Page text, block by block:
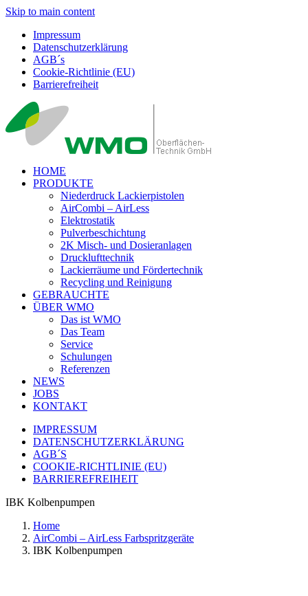
Skip to main content
Impressum
Datenschutzerklärung
AGB´s
Cookie-Richtlinie (EU)
Barrierefreiheit
HOME
PRODUKTE
Niederdruck Lackierpistolen
AirCombi – AirLess
Elektrostatik
Pulverbeschichtung
2K Misch- und Dosieranlagen
Drucklufttechnik
Lackierräume und Fördertechnik
Recycling und Reinigung
GEBRAUCHTE
ÜBER WMO
Das ist WMO
Das Team
Service
Schulungen
Referenzen
NEWS
JOBS
KONTAKT
IMPRESSUM
DATENSCHUTZERKLÄRUNG
AGB´S
COOKIE-RICHTLINIE (EU)
BARRIEREFREIHEIT
IBK Kolbenpumpen
Home
AirCombi – AirLess Farbspritzgeräte
IBK Kolbenpumpen